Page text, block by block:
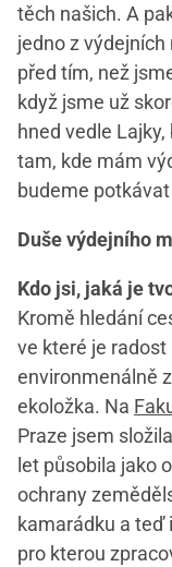
těch našich. A
jedno z
před tím, než
když jsme už
hned vedle
tam, kde mám
budeme
Duše výdejního
Kdo jsi, jaká je
Kromě hledání
ve které je radost
environmenálně
ekoložka. Na
Praze jsem
let působila jako
ochrany
kamarádku a teď
pro kterou